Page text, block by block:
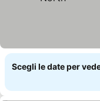
Scegli le date per